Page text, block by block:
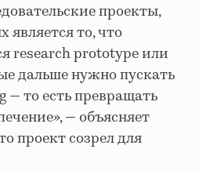
проекты,
является то, что
research prototype или
дальше нужно пускать
— то есть превращать
— объясняет
проект созрел для